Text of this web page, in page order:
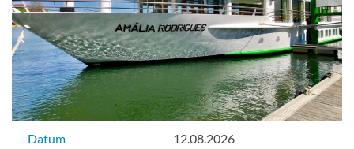
Zweibett Suite mit frz. Balkon-[F]
Saturn deck
Datum
12.08.2026